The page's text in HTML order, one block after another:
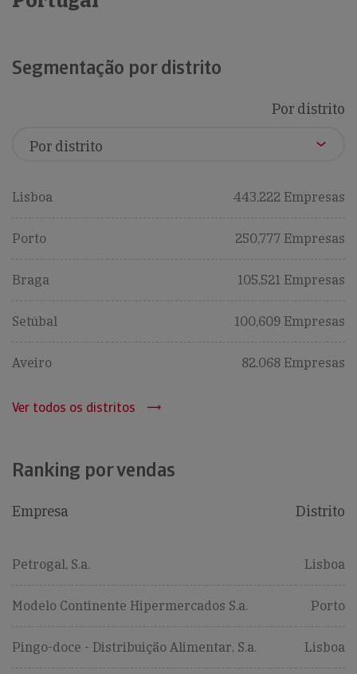
Segmentação por distrito
Por distrito
Lisboa 443,222 Empresas
Porto 250,777 Empresas
Braga 105,521 Empresas
Setúbal 100,609 Empresas
Aveiro 82,068 Empresas
Ver todos os distritos
Ranking por vendas
Empresa Distrito
Petrogal, S.a. Lisboa
Modelo Continente Hipermercados S.a. Porto
Pingo-doce - Distribuição Alimentar, S.a. Lisboa